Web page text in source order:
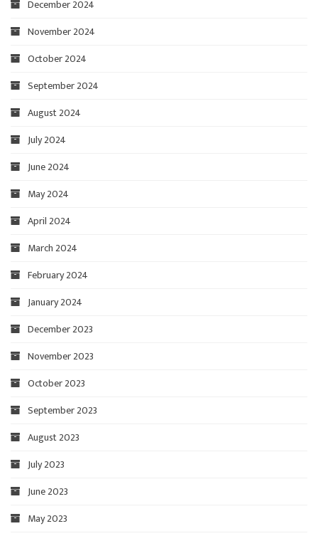
December 2024
November 2024
October 2024
September 2024
August 2024
July 2024
June 2024
May 2024
April 2024
March 2024
February 2024
January 2024
December 2023
November 2023
October 2023
September 2023
August 2023
July 2023
June 2023
May 2023